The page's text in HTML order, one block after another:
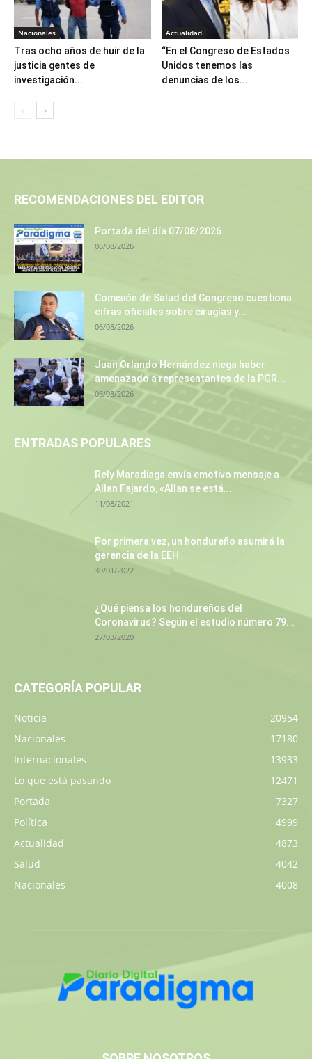
Nacionales
Tras ocho años de huir de la
justicia gentes de
investigación...
Actualidad
“En el Congreso de Estados
Unidos tenemos las
denuncias de los...
RECOMENDACIONES DEL EDITOR
Portada del día 07/08/2026
06/08/2026
Comisión de Salud del Congreso cuestiona
cifras oficiales sobre cirugías y...
06/08/2026
Juan Orlando Hernández niega haber
amenazado a representantes de la PGR...
06/08/2026
ENTRADAS POPULARES
Rely Maradiaga envía emotivo mensaje a
Allan Fajardo, «Allan se está...
11/08/2021
Por primera vez, un hondureño asumirá la
gerencia de la EEH
30/01/2022
¿Qué piensa los hondureños del
Coronavirus? Según el estudio número 79...
27/03/2020
CATEGORÍA POPULAR
Noticia
20954
Nacionales
17180
Internacionales
13933
Lo que está pasando
12471
Portada
7327
Política
4999
Actualidad
4873
Salud
4042
Nacionales
4008